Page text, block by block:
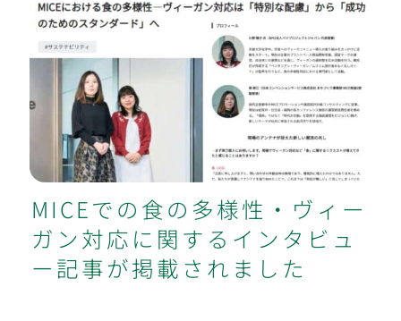
MICEでの食の多様性・ヴィーガン対
応に関するインタビュー記事が掲載さ
れました
MICEでの食の多様性・ヴィー
ガン対応に関するインタビュ
ー記事が掲載されました